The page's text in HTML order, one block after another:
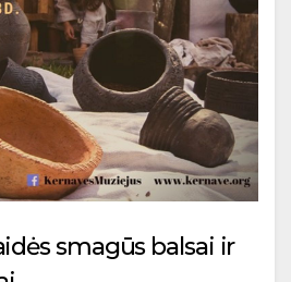
smagūs balsai ir